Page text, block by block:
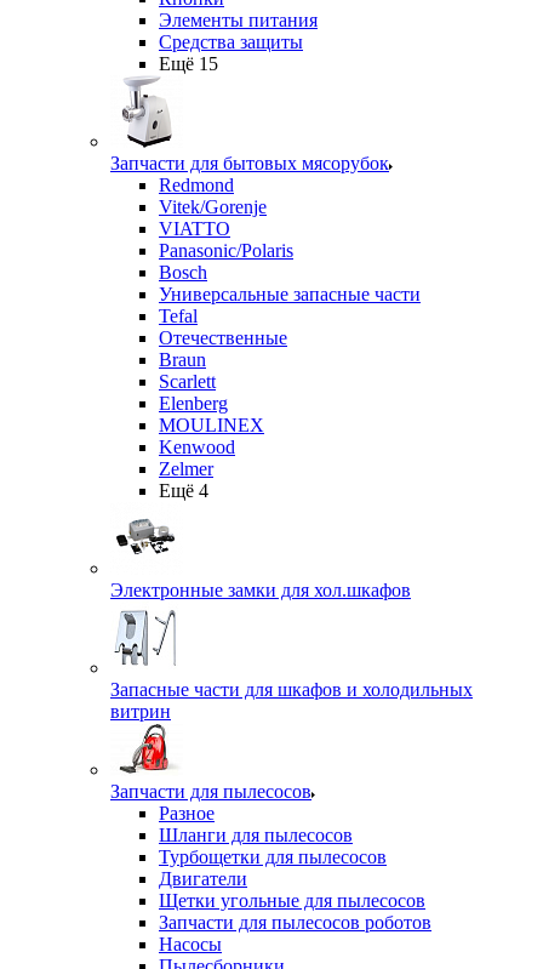
Элементы питания
Средства защиты
Ещё 15
Запчасти для бытовых мясорубок
Redmond
Vitek/Gorenje
VIATTO
Panasonic/Polaris
Bosch
Универсальные запасные части
Tefal
Отечественные
Braun
Scarlett
Elenberg
MOULINEX
Kenwood
Zelmer
Ещё 4
Электронные замки для хол.шкафов
Запасные части для шкафов и холодильных
витрин
Запчасти для пылесосов
Разное
Шланги для пылесосов
Турбощетки для пылесосов
Двигатели
Щетки угольные для пылесосов
Запчасти для пылесосов роботов
Насосы